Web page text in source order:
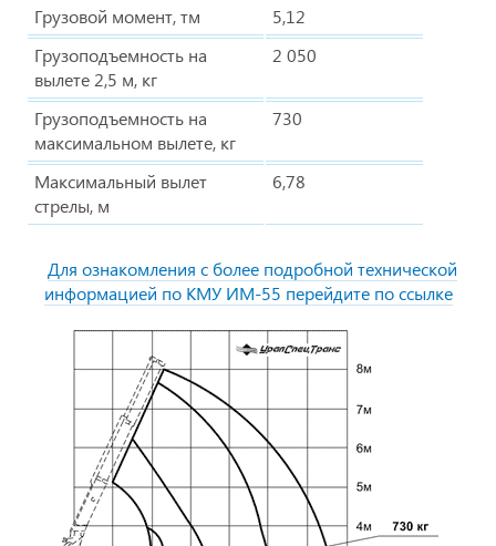
Грузовой момент, тм
5,12
Грузоподъемность на
вылете 2,5 м, кг
2 050
Грузоподъемность на
максимальном вылете, кг
730
Максимальный вылет
стрелы, м
6,78
Для ознакомления с более подробной технической
информацией по КМУ ИМ-55 перейдите по ссылке